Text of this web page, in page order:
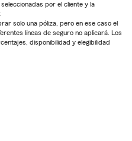
por el cliente y la
solo una póliza, pero en ese caso el
líneas de seguro no aplicará. Los
disponibilidad y elegibilidad